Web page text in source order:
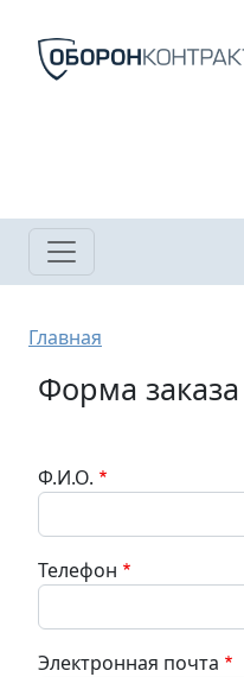
Строка навигации
Главная
Форма заказа
Ф.И.О.
Телефон
Электронная почта